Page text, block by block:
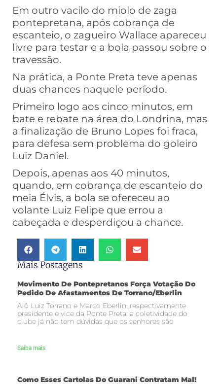
Em outro vacilo do miolo de zaga
pontepretana, após cobrança de
escanteio, o zagueiro Wallace apareceu
livre para testar e a bola passou sobre o
travessão.
Na prática, a Ponte Preta teve apenas
duas chances naquele período.
Primeiro logo aos cinco minutos, em
bate e rebate na área do Londrina, mas
a finalização de Bruno Lopes foi fraca,
para defesa sem problema do goleiro
Luiz Daniel.
Depois, apenas aos 40 minutos,
quando, em cobrança de escanteio do
meia Élvis, a bola se ofereceu ao
volante Luiz Felipe que errou a
cabeçada e desperdiçou a chance.
Mais Postagens
Movimento De Pontepretanos Força Votação Do
Pedido De Afastamentos De Torrano/Eberlin
Alô Luiz Torrano e Marco Eberlin, respectivamente
presidente e vice da Ponte Preta: a coletividade do
clube já não tem dúvidas que os senhores são
Saiba mais
Como Esses Cartolas Do Guarani Contratam Mal!